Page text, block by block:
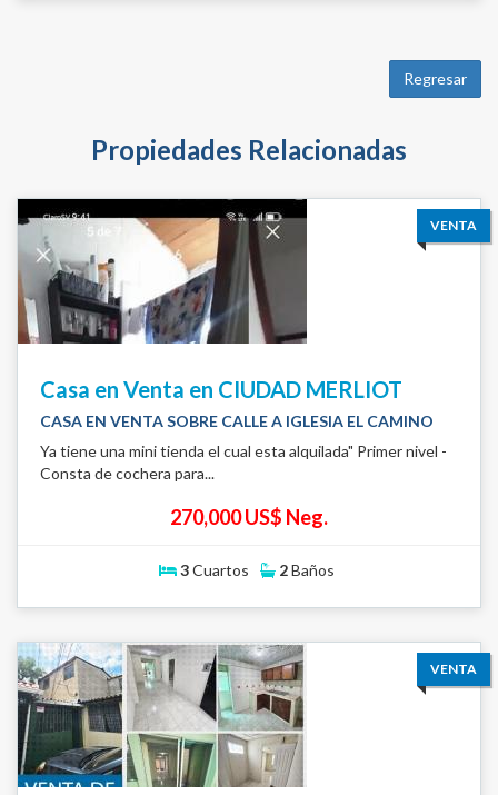
Regresar
Propiedades Relacionadas
VENTA
Casa en Venta en CIUDAD MERLIOT
CASA EN VENTA SOBRE CALLE A IGLESIA EL CAMINO
Ya tiene una mini tienda el cual esta alquilada" Primer nivel -
Consta de cochera para...
270,000 US$ Neg.
3Cuartos 2Baños
VENTA